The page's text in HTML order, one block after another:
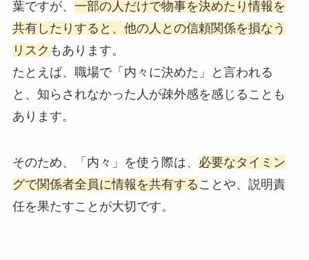
葉ですが、 一部の人だけで物事を決めたり情報を
共有したりすると、他の人との信頼関係を損なう
リスク もあります。
たとえば、職場で「内々に決めた」と言われる
と、知らされなかった人が疎外感を感じることも
あります。
そのため、「内々」を使う際は、 必要なタイミン
グで関係者全員に情報を共有する ことや、説明責
任を果たすことが大切です。